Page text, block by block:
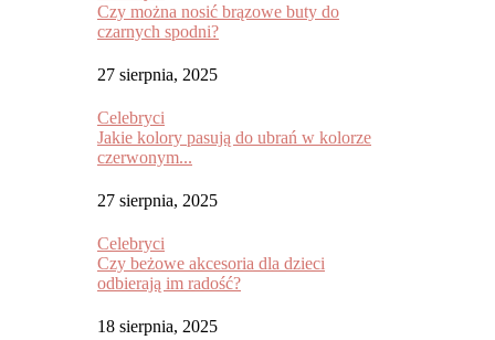
Czy można nosić brązowe buty do
czarnych spodni?
27 sierpnia, 2025
Celebryci
Jakie kolory pasują do ubrań w kolorze
czerwonym...
27 sierpnia, 2025
Celebryci
Czy beżowe akcesoria dla dzieci
odbierają im radość?
18 sierpnia, 2025